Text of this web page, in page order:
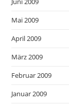
Mai 2009
April 2009
März 2009
Februar 2009
Januar 2009